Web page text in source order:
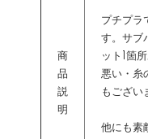
商
品
説
明
プチプラ
す。サブ
ット1箇
悪い・糸
もござい
他にも素